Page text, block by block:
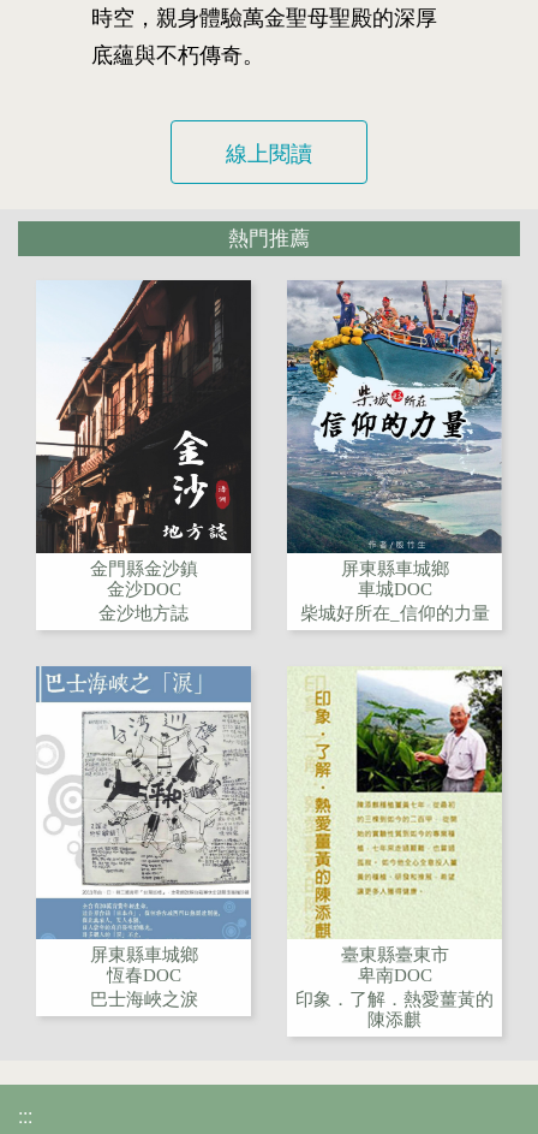
時空，親身體驗萬金聖母聖殿的深厚
底蘊與不朽傳奇。
線上閱讀
熱門推薦
金門縣金沙鎮
金沙DOC
金沙地方誌
屏東縣車城鄉
車城DOC
柴城好所在_信仰的力量
屏東縣車城鄉
恆春DOC
巴士海峽之淚
臺東縣臺東市
卑南DOC
印象．了解．熱愛薑黃的
陳添麒
:::